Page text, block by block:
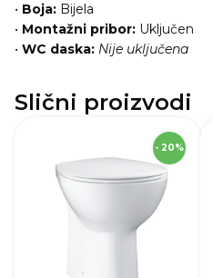
• Boja: Bijela
• Montažni pribor: Uključen
• WC daska: Nije uključena
Slični proizvodi
- 20%